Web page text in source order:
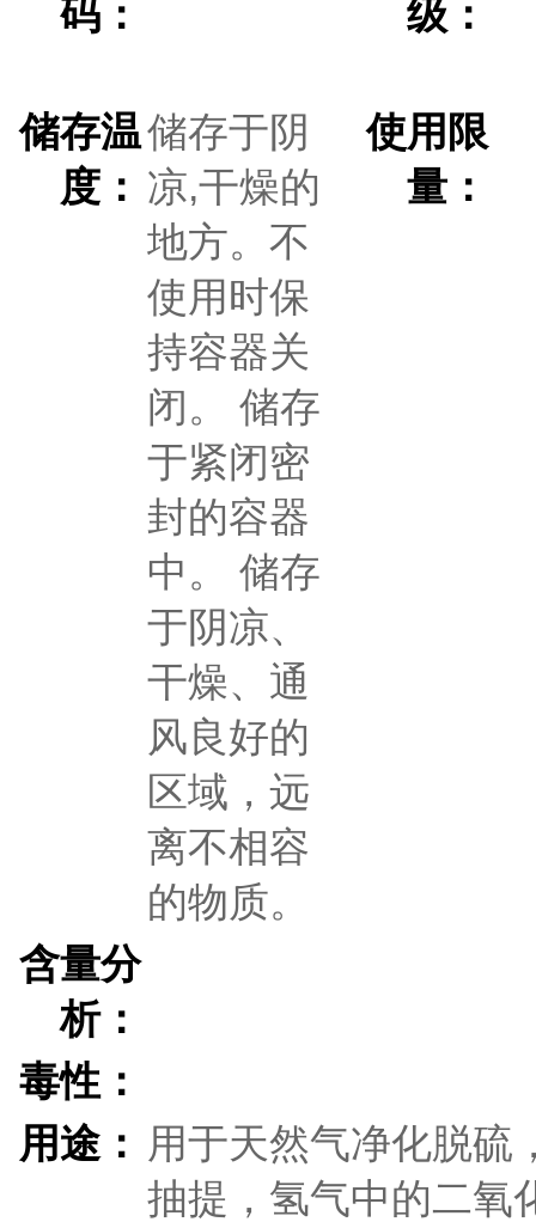
码： 级：
储存温
度：
储存于阴
凉,干燥的
地方。不
使用时保
持容器关
闭。 储存
于紧闭密
封的容器
中。 储存
于阴凉、
干燥、通
风良好的
区域，远
离不相容
的物质。
使用限
量：
含量分
析：
毒性：
用途： 用于天然气净化脱硫
抽提，氢气中的二氧